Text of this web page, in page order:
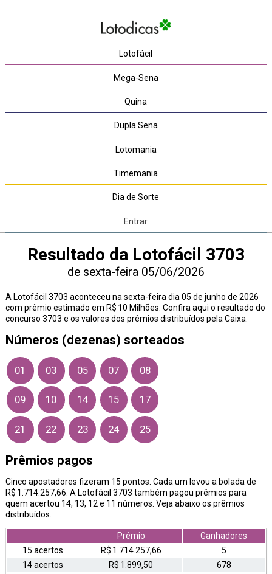
Lotofácil
Mega-Sena
Quina
Dupla Sena
Lotomania
Timemania
Dia de Sorte
Entrar
Resultado da Lotofácil 3703
de sexta-feira 05/06/2026
A Lotofácil 3703 aconteceu na sexta-feira dia 05 de junho de 2026
com prêmio estimado em R$ 10 Milhões. Confira aqui o resultado do
concurso 3703 e os valores dos prêmios distribuídos pela Caixa.
Números (dezenas) sorteados
01 03 05 07 08
09 10 14 15 17
21 22 23 24 25
Prêmios pagos
Cinco apostadores fizeram 15 pontos. Cada um levou a bolada de
R$ 1.714.257,66. A Lotofácil 3703 também pagou prêmios para
quem acertou 14, 13, 12 e 11 números. Veja abaixo os prêmios
distribuídos.
Prêmio
Ganhadores
15 acertos
R$ 1.714.257,66
5
14 acertos
R$ 1.899,50
678